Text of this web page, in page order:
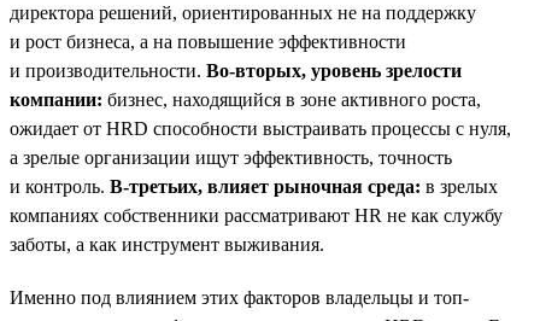
директора решений, ориентированных не на поддержку
и рост бизнеса, а на повышение эффективности
и производительности. Во-вторых, уровень зрелости
компании: бизнес, находящийся в зоне активного роста,
ожидает от HRD способности выстраивать процессы с нуля,
а зрелые организации ищут эффективность, точность
и контроль. В-третьих, влияет рыночная среда: в зрелых
компаниях собственники рассматривают HR не как службу
заботы, а как инструмент выживания.
Именно под влиянием этих факторов владельцы и топ-